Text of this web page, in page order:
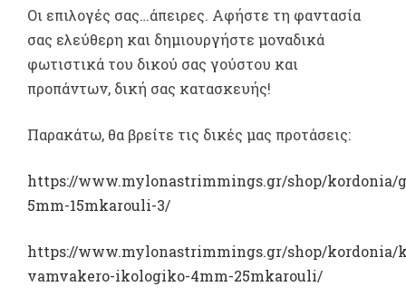
Οι επιλογές σας…άπειρες. Αφήστε τη φαντασία
σας ελεύθερη και δημιουργήστε μοναδικά
φωτιστικά του δικού σας γούστου και
προπάντων, δική σας κατασκευής!
Παρακάτω, θα βρείτε τις δικές μας προτάσεις:
https://www.mylonastrimmings.gr/shop/kordonia/
5mm-15mkarouli-3/
https://www.mylonastrimmings.gr/shop/kordonia/
vamvakero-ikologiko-4mm-25mkarouli/